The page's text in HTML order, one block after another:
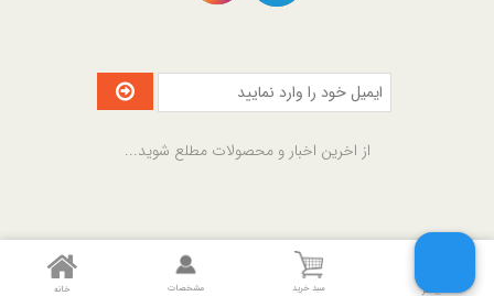
از اخرین اخبار و محصولات مطلع شوید...
Copyright © 2018 MyGift.ir. All rights reserved. خانه مشخصات سبد خرید بیشتر